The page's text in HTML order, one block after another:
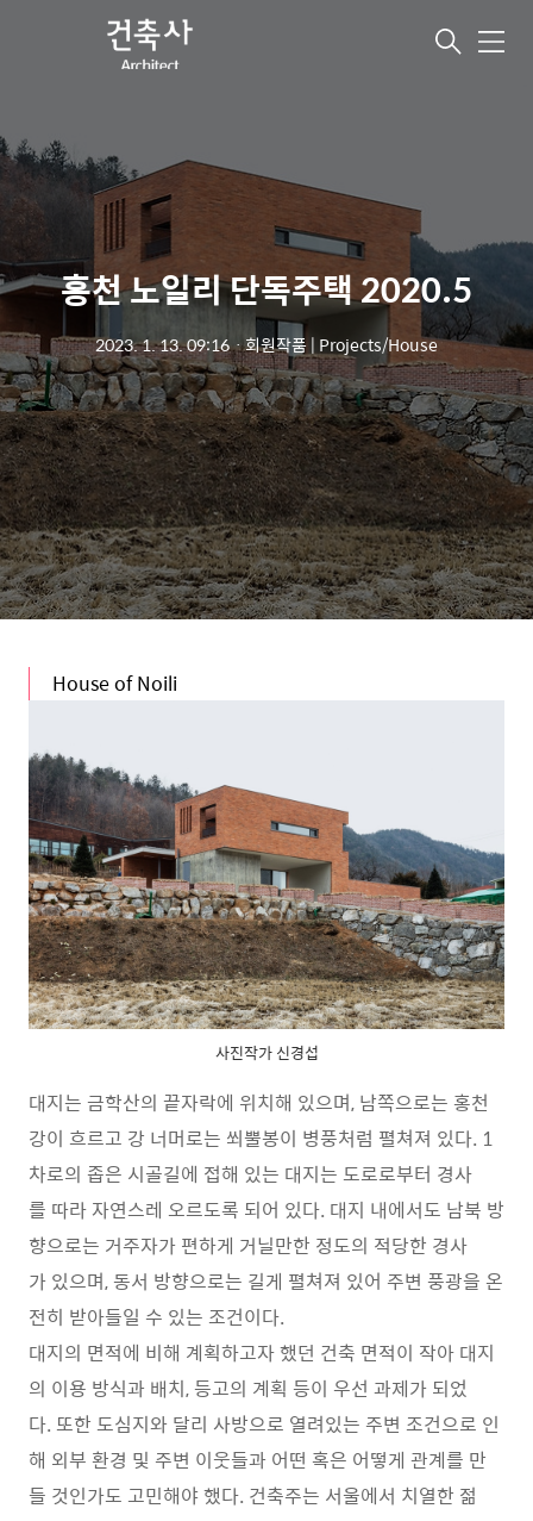
메
홍천 노일리 단독주택 2020.5
2023. 1. 13. 09:16ㆍ회원작품 | Projects/House
House of Noili
사진작가 신경섭
대지는 금학산의 끝자락에 위치해 있으며, 남쪽으로는 홍천
강이 흐르고 강 너머로는 쐬뿔봉이 병풍처럼 펼쳐져 있다. 1
차로의 좁은 시골길에 접해 있는 대지는 도로로부터 경사
를 따라 자연스레 오르도록 되어 있다. 대지 내에서도 남북 방
향으로는 거주자가 편하게 거닐만한 정도의 적당한 경사
가 있으며, 동서 방향으로는 길게 펼쳐져 있어 주변 풍광을 온
전히 받아들일 수 있는 조건이다.
대지의 면적에 비해 계획하고자 했던 건축 면적이 작아 대지
의 이용 방식과 배치, 등고의 계획 등이 우선 과제가 되었
다. 또한 도심지와 달리 사방으로 열려있는 주변 조건으로 인
해 외부 환경 및 주변 이웃들과 어떤 혹은 어떻게 관계를 만
들 것인가도 고민해야 했다. 건축주는 서울에서 치열한 젊